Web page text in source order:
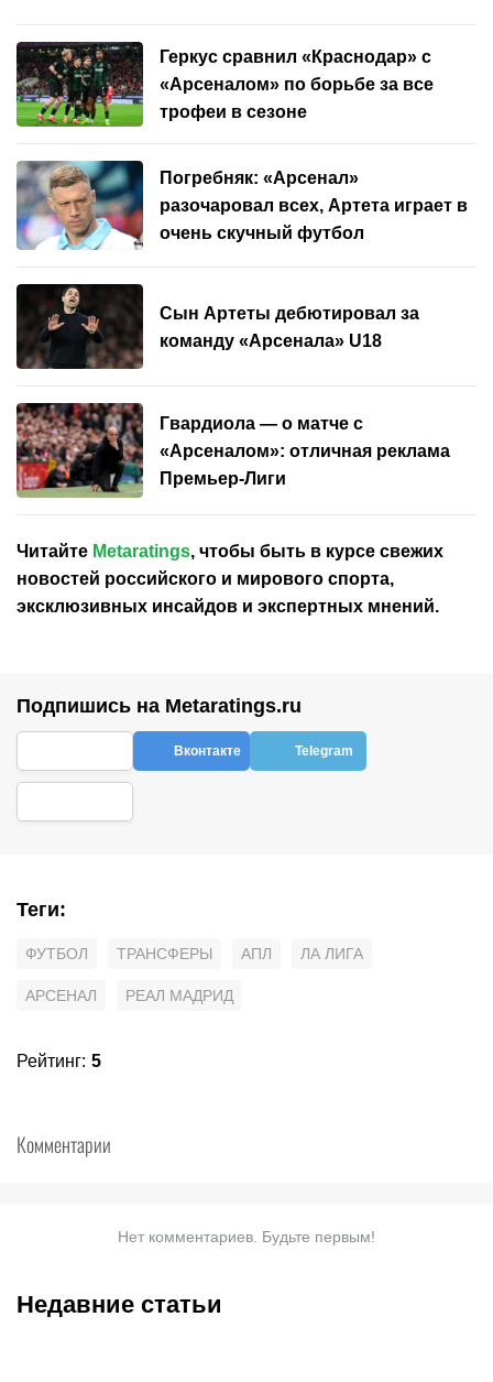
Геркус сравнил «Краснодар» с
«Арсеналом» по борьбе за все
трофеи в сезоне
Погребняк: «Арсенал»
разочаровал всех, Артета играет в
очень скучный футбол
Сын Артеты дебютировал за
команду «Арсенала» U18
Гвардиола — о матче с
«Арсеналом»: отличная реклама
Премьер-Лиги
Читайте Metaratings, чтобы быть в курсе свежих
новостей российского и мирового спорта,
эксклюзивных инсайдов и экспертных мнений.
Подпишись на Metaratings.ru
Вконтакте Telegram
Теги:
ФУТБОЛ ТРАНСФЕРЫ АПЛ ЛА ЛИГА
АРСЕНАЛ РЕАЛ МАДРИД
Рейтинг: 5
Комментарии
Нет комментариев. Будьте первым!
Недавние статьи